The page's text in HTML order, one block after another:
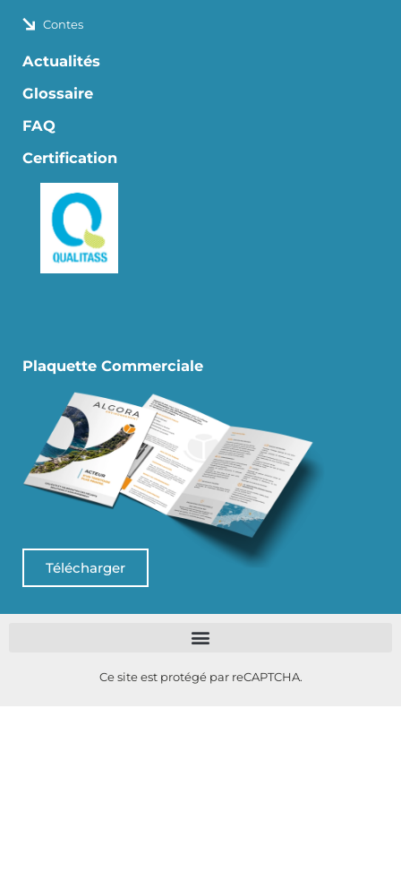
Contes
Actualités
Glossaire
FAQ
Certification
Plaquette Commerciale
Télécharger
Ce site est protégé par reCAPTCHA.